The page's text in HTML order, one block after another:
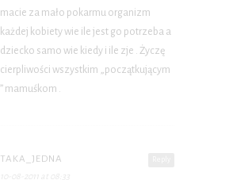
macie za mało pokarmu organizm
każdej kobiety wie ile jest go potrzeba a
dziecko samo wie kiedy i ile zje . Życzę
cierpliwości wszystkim „początkującym
” mamuśkom .
TAKA_JEDNA